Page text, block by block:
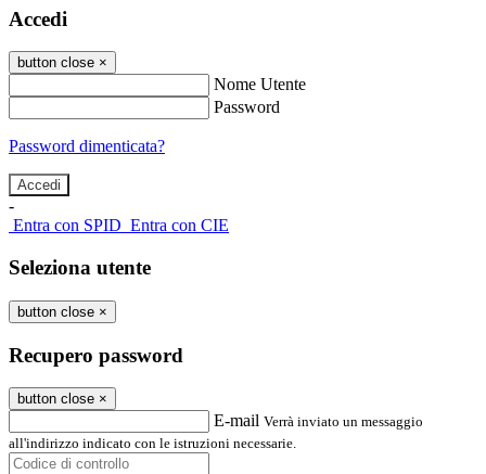
Accedi
button close ×
Nome Utente
Password
Password dimenticata?
-
Entra con SPID Entra con CIE
Seleziona utente
button close ×
Recupero password
button close ×
E-mail Verrà inviato un messaggio
all'indirizzo indicato con le istruzioni necessarie.